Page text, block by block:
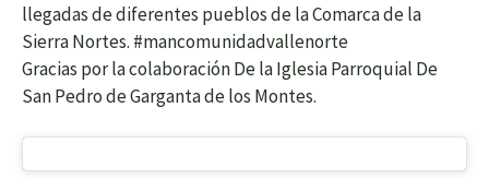
llegadas de diferentes pueblos de la Comarca de la
Sierra Nortes. #mancomunidadvallenorte
Gracias por la colaboración De la Iglesia Parroquial De
San Pedro de Garganta de los Montes.